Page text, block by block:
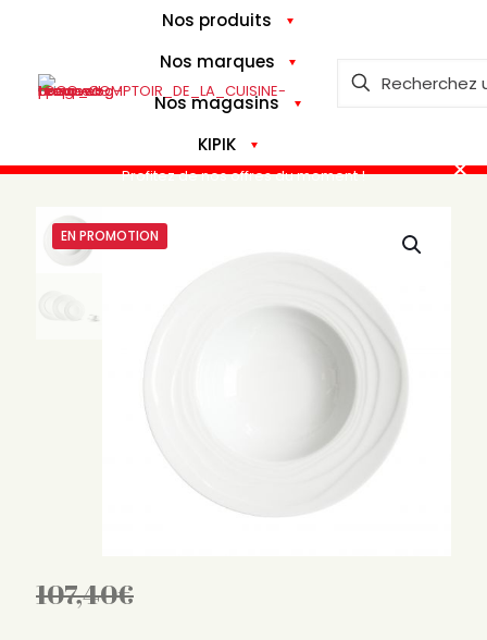
Nos produits
Nos marques
Nos magasins
KIPIK
Profitez de nos offres du moment ! ✕
EN PROMOTION
107,40€